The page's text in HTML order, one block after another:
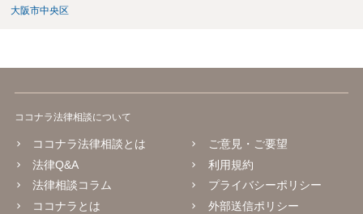
大阪市中央区
ココナラ法律相談について
ココナラ法律相談とは
法律Q&A
法律相談コラム
ココナラとは
ご意見・ご要望
利用規約
プライバシーポリシー
外部送信ポリシー